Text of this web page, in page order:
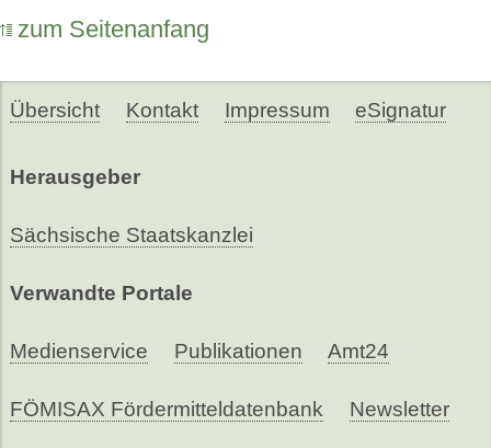
zum Seitenanfang
Übersicht Kontakt Impressum eSignatur
Herausgeber
Sächsische Staatskanzlei
Verwandte Portale
Medienservice Publikationen Amt24
FÖMISAX Fördermitteldatenbank Newsletter